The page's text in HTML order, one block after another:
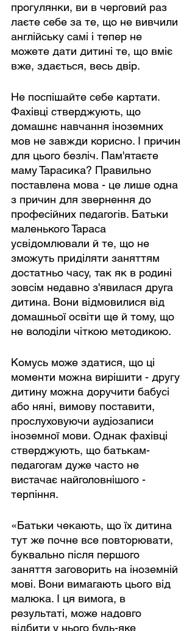
прогулянки, ви в черговий раз
лаєте себе за те, що не вивчили
англійську самі і тепер не
можете дати дитині те, що вміє
вже, здається, весь двір.
Не поспішайте себе картати.
Фахівці стверджують, що
домашнє навчання іноземних
мов не завжди корисно. І причин
для цього безліч. Пам'ятаєте
маму Тарасика? Правильно
поставлена ​​мова - це лише одна
з причин для звернення до
професійних педагогів. Батьки
маленького Тараса
усвідомлювали й те, що не
зможуть приділяти заняттям
достатньо часу, так як в родині
зовсім недавно з'явилася друга
дитина. Вони відмовилися від
домашньої освіти ще й тому, що
не володіли чіткою методикою.
Комусь може здатися, що ці
моменти можна вирішити - другу
дитину можна доручити бабусі
або няні, вимову поставити,
прослуховуючи аудіозаписи
іноземної мови. Однак фахівці
стверджують, що батькам-
педагогам дуже часто не
вистачає найголовнішого -
терпіння.
«Батьки чекають, що їх дитина
тут же почне все повторювати,
буквально після першого
заняття заговорить на іноземній
мові. Вони вимагають цього від
малюка. І ця вимога, в
результаті, може надовго
відбити у нього будь-яке